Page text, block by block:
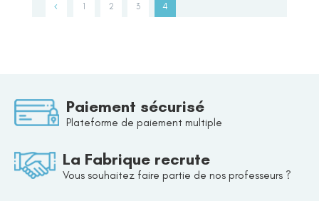
1 2 3 4
Paiement sécurisé
Plateforme de paiement multiple
La Fabrique recrute
Vous souhaitez faire partie de nos professeurs ?